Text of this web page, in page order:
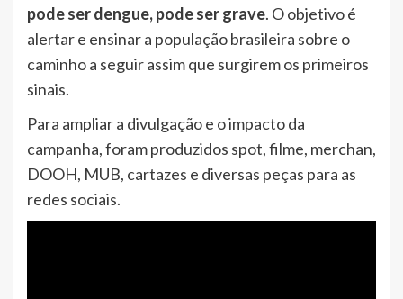
pode ser dengue, pode ser grave. O objetivo é
alertar e ensinar a população brasileira sobre o
caminho a seguir assim que surgirem os primeiros
sinais.
Para ampliar a divulgação e o impacto da
campanha, foram produzidos spot, filme, merchan,
DOOH, MUB, cartazes e diversas peças para as
redes sociais.